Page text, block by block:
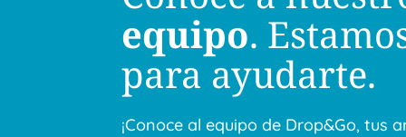
equipo.
para ayudarte.
¡Conoce al equipo de Drop&Go, tus